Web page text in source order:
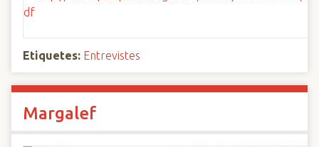
Etiquetes: Entrevistes
Margalef